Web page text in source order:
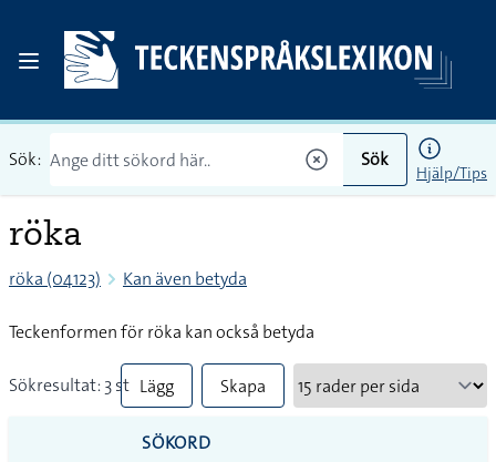
Sök: Sök
Hjälp/Tips
röka
röka (04123) Kan även betyda
Teckenformen för röka kan också betyda
Sökresultat: 3 st Lägg
till
Skapa
SÖKORD